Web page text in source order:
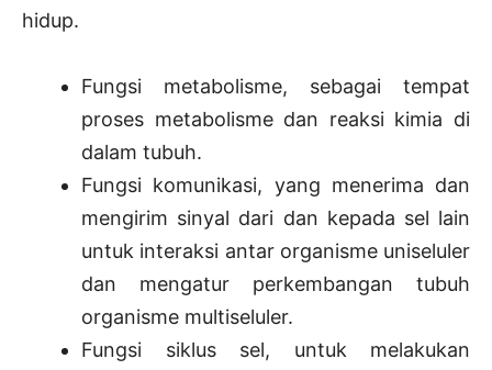
hidup.
Fungsi metabolisme, sebagai tempat
proses metabolisme dan reaksi kimia di
dalam tubuh.
Fungsi komunikasi, yang menerima dan
mengirim sinyal dari dan kepada sel lain
untuk interaksi antar organisme uniseluler
dan mengatur perkembangan tubuh
organisme multiseluler.
Fungsi siklus sel, untuk melakukan